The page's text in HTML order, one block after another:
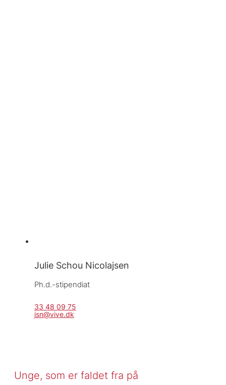
Julie Schou Nicolajsen
Ph.d.-stipendiat
33 48 09 75
jsn@vive.dk
Unge, som er faldet fra på